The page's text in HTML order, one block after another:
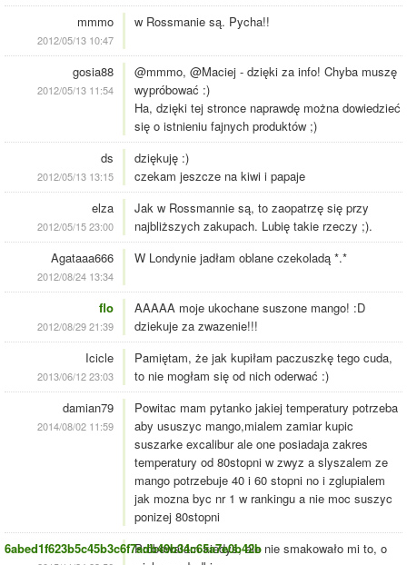
mmmo
2012/05/13 10:47
w Rossmanie są. Pycha!!
gosia88
2012/05/13 11:54
@mmmo, @Maciej - dzięki za info! Chyba muszę
wypróbować :)
Ha, dzięki tej stronce naprawdę można dowiedzieć
się o istnieniu fajnych produktów ;)
ds
2012/05/13 13:15
dziękuję :)
czekam jeszcze na kiwi i papaje
elza
2012/05/15 23:00
Jak w Rossmannie są, to zaopatrzę się przy
najbliższych zakupach. Lubię takie rzeczy ;).
Agataaa666
2012/08/24 13:34
W Londynie jadłam oblane czekoladą *.*
flo
2012/08/29 21:39
AAAAA moje ukochane suszone mango! :D
dziekuje za zwazenie!!!
Icicle
2013/06/12 23:03
Pamiętam, że jak kupiłam paczuszkę tego cuda,
to nie mogłam się od nich oderwać :)
damian79
2014/08/02 11:59
Powitac mam pytanko jakiej temperatury potrzeba
aby ususzyc mango,mialem zamiar kupic
suszarke excalibur ale one posiadaja zakres
temperatury od 80stopni w zwyz a slyszalem ze
mango potrzebuje 40 i 60 stopni no i zglupialem
jak mozna byc nr 1 w rankingu a nie moc suszyc
ponizej 80stopni
6abed1f623b5c45b3c6f7adb49b34c65a7e0b42bPróbowałam kiedyś, ale nie smakowało mi to, o